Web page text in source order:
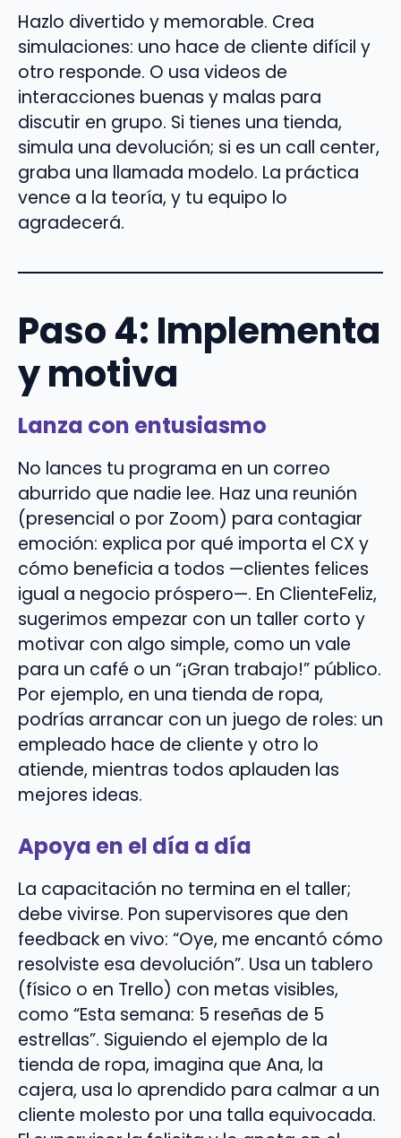
Hazlo divertido y memorable. Crea
simulaciones: uno hace de cliente difícil y
otro responde. O usa videos de
interacciones buenas y malas para
discutir en grupo. Si tienes una tienda,
simula una devolución; si es un call center,
graba una llamada modelo. La práctica
vence a la teoría, y tu equipo lo
agradecerá.
Paso 4: Implementa
y motiva
Lanza con entusiasmo
No lances tu programa en un correo
aburrido que nadie lee. Haz una reunión
(presencial o por Zoom) para contagiar
emoción: explica por qué importa el CX y
cómo beneficia a todos —clientes felices
igual a negocio próspero—. En ClienteFeliz,
sugerimos empezar con un taller corto y
motivar con algo simple, como un vale
para un café o un “¡Gran trabajo!” público.
Por ejemplo, en una tienda de ropa,
podrías arrancar con un juego de roles: un
empleado hace de cliente y otro lo
atiende, mientras todos aplauden las
mejores ideas.
Apoya en el día a día
La capacitación no termina en el taller;
debe vivirse. Pon supervisores que den
feedback en vivo: “Oye, me encantó cómo
resolviste esa devolución”. Usa un tablero
(físico o en Trello) con metas visibles,
como “Esta semana: 5 reseñas de 5
estrellas”. Siguiendo el ejemplo de la
tienda de ropa, imagina que Ana, la
cajera, usa lo aprendido para calmar a un
cliente molesto por una talla equivocada.